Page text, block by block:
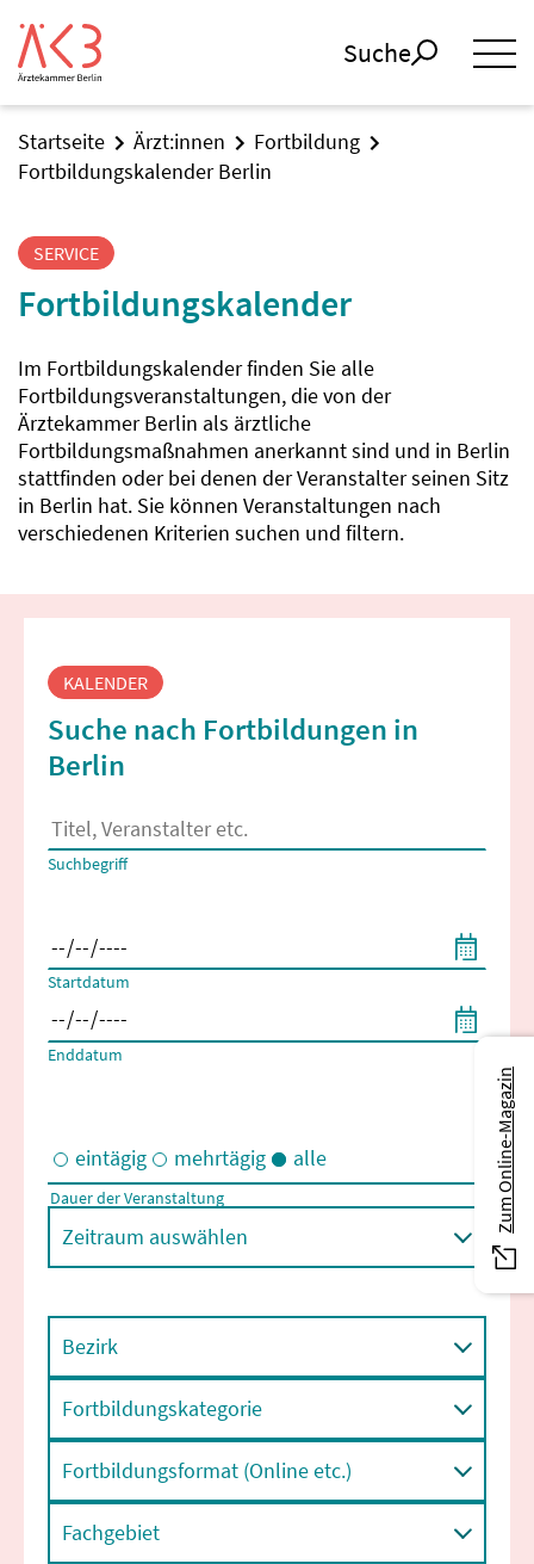
Suche
Startseite Ärzt:innen
Fortbildung
Fortbildungskalender Berlin
SERVICE
Fortbildungskalender
Im Fortbildungskalender finden Sie alle
Fortbildungsveranstaltungen, die von der
Ärztekammer Berlin als ärztliche
Fortbildungsmaßnahmen anerkannt sind und in Berlin
stattfinden oder bei denen der Veranstalter seinen Sitz
in Berlin hat. Sie können Veranstaltungen nach
verschiedenen Kriterien suchen und filtern.
Fortbildungssuche
KALENDER
Suche nach Fortbildungen in
Berlin
Es erscheinen Suchvorschläge, wenn mindestens 2 Zeichen
Suchbegriff
Startdatum
Enddatum
Eintägige und/oder mehrtägige Veranstaltungen
eintägig mehrtägig alle
Dauer der Veranstaltung
Zeitraum auswählen
Bezirk
Fortbildungskategorie
Fortbildungsformat (Online etc.)
Fachgebiet
Zum Online-Magazin